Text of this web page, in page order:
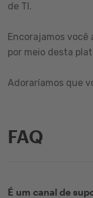
de TI.
Encorajamos
por meio desta
Adoraríamos que
FAQ
É um canal de